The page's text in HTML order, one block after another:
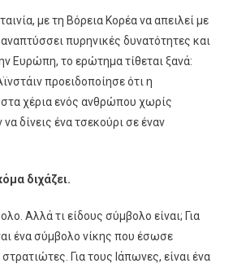
με τη Βόρεια Κορέα να απειλεί με
πυρηνικές δυνατότητες και
Ευρώπη, το ερώτημα τίθεται ξανά:
προειδοποίησε ότι η
χέρια ενός ανθρώπου χωρίς
δίνεις ένα τσεκούρι σε έναν
διχάζει.
Αλλά τι είδους σύμβολο είναι; Για
ένα σύμβολο νίκης που έσωσε
Για τους Ιάπωνες, είναι ένα